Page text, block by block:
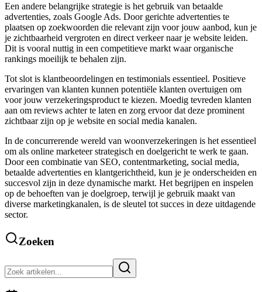
Een andere belangrijke strategie is het gebruik van betaalde
advertenties, zoals Google Ads. Door gerichte advertenties te
plaatsen op zoekwoorden die relevant zijn voor jouw aanbod, kun je
je zichtbaarheid vergroten en direct verkeer naar je website leiden.
Dit is vooral nuttig in een competitieve markt waar organische
rankings moeilijk te behalen zijn.
Tot slot is klantbeoordelingen en testimonials essentieel. Positieve
ervaringen van klanten kunnen potentiële klanten overtuigen om
voor jouw verzekeringsproduct te kiezen. Moedig tevreden klanten
aan om reviews achter te laten en zorg ervoor dat deze prominent
zichtbaar zijn op je website en social media kanalen.
In de concurrerende wereld van woonverzekeringen is het essentieel
om als online marketeer strategisch en doelgericht te werk te gaan.
Door een combinatie van SEO, contentmarketing, social media,
betaalde advertenties en klantgerichtheid, kun je je onderscheiden en
succesvol zijn in deze dynamische markt. Het begrijpen en inspelen
op de behoeften van je doelgroep, terwijl je gebruik maakt van
diverse marketingkanalen, is de sleutel tot succes in deze uitdagende
sector.
Zoeken